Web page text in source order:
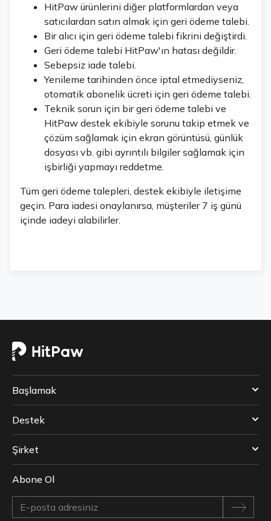
HitPaw ürünlerini diğer platformlardan veya
satıcılardan satın almak için geri ödeme talebi.
Bir alıcı için geri ödeme talebi fikrini değiştirdi.
Geri ödeme talebi HitPaw'ın hatası değildir.
Sebepsiz iade talebi.
Yenileme tarihinden önce iptal etmediyseniz,
otomatik abonelik ücreti için geri ödeme talebi.
Teknik sorun için bir geri ödeme talebi ve
HitPaw destek ekibiyle sorunu takip etmek ve
çözüm sağlamak için ekran görüntüsü, günlük
dosyası vb. gibi ayrıntılı bilgiler sağlamak için
işbirliği yapmayı reddetme.
Tüm geri ödeme talepleri, destek ekibiyle iletişime
geçin. Para iadesi onaylanırsa, müşteriler 7 iş günü
içinde iadeyi alabilirler.
Başlamak
Destek
Şirket
Abone Ol